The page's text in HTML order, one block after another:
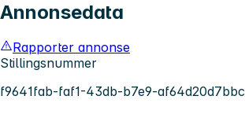
Annonsedata
Rapporter annonse
Stillingsnummer
f9641fab-faf1-43db-b7e9-af64d20d7bbc